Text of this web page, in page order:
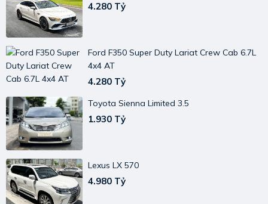
4.280 Tỷ
Ford F350 Super Duty Lariat Crew Cab 6.7L
4x4 AT
4.280 Tỷ
Toyota Sienna Limited 3.5
1.930 Tỷ
Lexus LX 570
4.980 Tỷ